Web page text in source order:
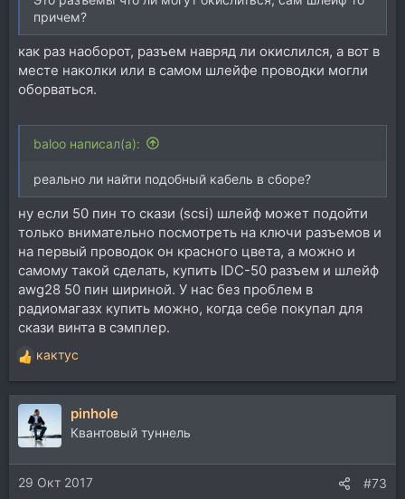
причем?
как раз наоборот, разъем навряд ли окислился, а вот в
месте наколки или в самом шлейфе проводки могли
оборваться.
baloo написал(а):
реально ли найти подобный кабель в сборе?
ну если 50 пин то скази (scsi) шлейф может подойти
только внимательно посмотреть на ключи разъемов и
на первый проводок он красного цвета, а можно и
самому такой сделать, купить IDC-50 разъем и шлейф
awg28 50 пин шириной. У нас без проблем в
радиомагазх купить можно, когда себе покупал для
скази винта в сэмплер.
Р
е
а
к
и
и
:
кактус
pinhole
Квантовый туннель
29 Окт 2017 #73